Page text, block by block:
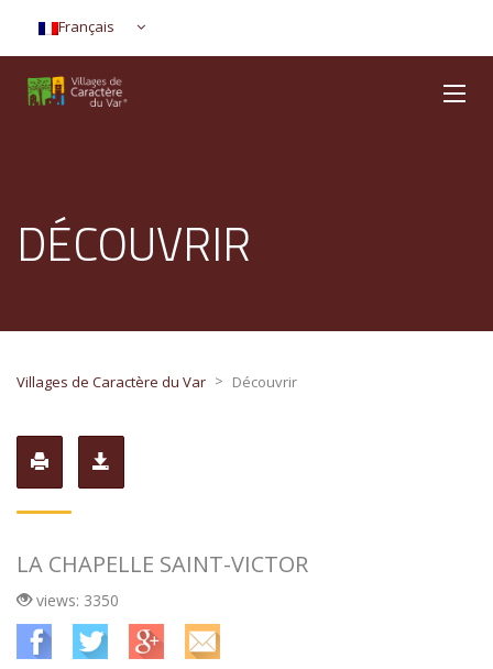
Français
DÉCOUVRIR
Villages de Caractère du Var > Découvrir
LA CHAPELLE SAINT-VICTOR
views: 3350